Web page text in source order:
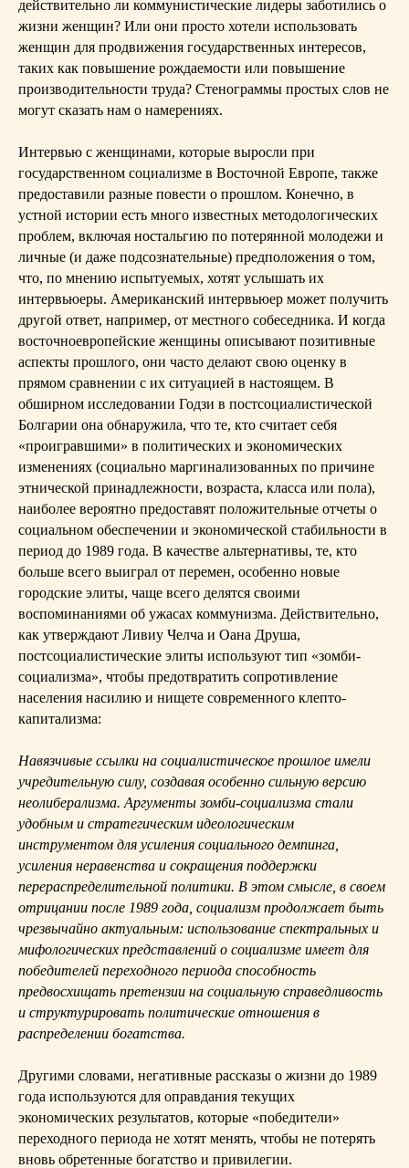
действительно ли коммунистические лидеры заботились о
жизни женщин? Или они просто хотели использовать
женщин для продвижения государственных интересов,
таких как повышение рождаемости или повышение
производительности труда? Стенограммы простых слов не
могут сказать нам о намерениях.
Интервью с женщинами, которые выросли при
государственном социализме в Восточной Европе, также
предоставили разные повести о прошлом. Конечно, в
устной истории есть много известных методологических
проблем, включая ностальгию по потерянной молодежи и
личные (и даже подсознательные) предположения о том,
что, по мнению испытуемых, хотят услышать их
интервьюеры. Американский интервьюер может получить
другой ответ, например, от местного собеседника. И когда
восточноевропейские женщины описывают позитивные
аспекты прошлого, они часто делают свою оценку в
прямом сравнении с их ситуацией в настоящем. В
обширном исследовании Годзи в постсоциалистической
Болгарии она обнаружила, что те, кто считает себя
«проигравшими» в политических и экономических
изменениях (социально маргинализованных по причине
этнической принадлежности, возраста, класса или пола),
наиболее вероятно предоставят положительные отчеты о
социальном обеспечении и экономической стабильности в
период до 1989 года. В качестве альтернативы, те, кто
больше всего выиграл от перемен, особенно новые
городские элиты, чаще всего делятся своими
воспоминаниями об ужасах коммунизма. Действительно,
как утверждают Ливиу Челча и Оана Друша,
постсоциалистические элиты используют тип «зомби-
социализма», чтобы предотвратить сопротивление
населения насилию и нищете современного клепто-
капитализма:
Навязчивые ссылки на социалистическое прошлое имели
учредительную силу, создавая особенно сильную версию
неолиберализма. Аргументы зомби-социализма стали
удобным и стратегическим идеологическим
инструментом для усиления социального демпинга,
усиления неравенства и сокращения поддержки
перераспределительной политики. В этом смысле, в своем
отрицании после 1989 года, социализм продолжает быть
чрезвычайно актуальным: использование спектральных и
мифологических представлений о социализме имеет для
победителей переходного периода способность
предвосхищать претензии на социальную справедливость
и структурировать политические отношения в
распределении богатства.
Другими словами, негативные рассказы о жизни до 1989
года используются для оправдания текущих
экономических результатов, которые «победители»
переходного периода не хотят менять, чтобы не потерять
вновь обретенные богатство и привилегии.